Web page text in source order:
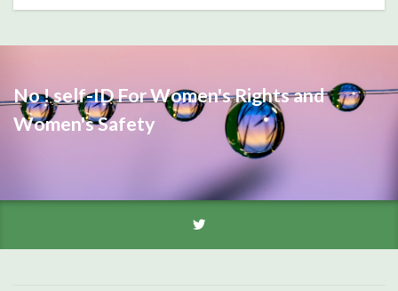
No ! self-ID For Women's Rights and
Women's Safety